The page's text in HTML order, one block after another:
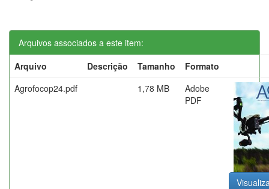
Arquivos associados a este item:
Arquivo
Descrição Tamanho
Formato
Agrofocop24.pdf
1,78 MB
Adobe
PDF